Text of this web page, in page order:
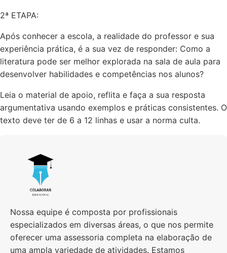
2ª ETAPA:
Após conhecer a escola, a realidade do professor e sua
experiência prática, é a sua vez de responder: Como a
literatura pode ser melhor explorada na sala de aula para
desenvolver habilidades e competências nos alunos?
Leia o material de apoio, reflita e faça a sua resposta
argumentativa usando exemplos e práticas consistentes. O
texto deve ter de 6 a 12 linhas e usar a norma culta.
Nossa equipe é composta por profissionais
especializados em diversas áreas, o que nos permite
oferecer uma assessoria completa na elaboração de
uma ampla variedade de atividades. Estamos